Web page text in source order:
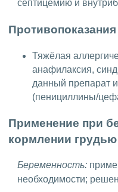
септицемию и
Противопоказания
Тяжёлая
анафилаксия,
данный препарат
(пенициллины/
Применение при
кормлении грудью
Беременность:
необходимости;